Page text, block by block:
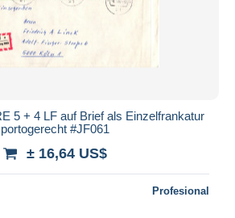
5 + 4 LF auf Brief als Einzelfrankatur
portogerecht #JF061
± 16,64 US$
Profesional